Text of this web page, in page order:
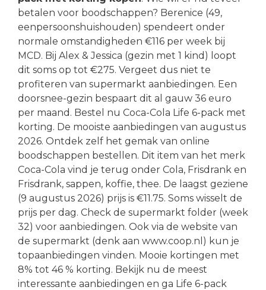
betalen voor boodschappen? Berenice (49,
eenpersoonshuishouden) spendeert onder
normale omstandigheden €116 per week bij
MCD. Bij Alex & Jessica (gezin met 1 kind) loopt
dit soms op tot €275. Vergeet dus niet te
profiteren van supermarkt aanbiedingen. Een
doorsnee-gezin bespaart dit al gauw 36 euro
per maand. Bestel nu Coca-Cola Life 6-pack met
korting. De mooiste aanbiedingen van augustus
2026. Ontdek zelf het gemak van online
boodschappen bestellen. Dit item van het merk
Coca-Cola vind je terug onder Cola, Frisdrank en
Frisdrank, sappen, koffie, thee. De laagst geziene
(9 augustus 2026) prijs is €11.75. Soms wisselt de
prijs per dag. Check de supermarkt folder (week
32) voor aanbiedingen. Ook via de website van
de supermarkt (denk aan www.coop.nl) kun je
topaanbiedingen vinden. Mooie kortingen met
8% tot 46 % korting. Bekijk nu de meest
interessante aanbiedingen en ga Life 6-pack